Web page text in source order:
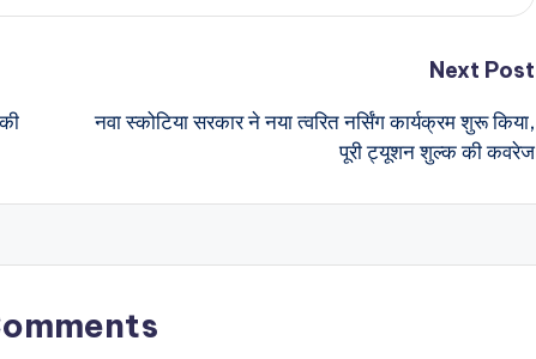
Next Post
नवा स्कोटिया सरकार ने नया त्वरित नर्सिंग कार्यक्रम शुरू किया,
पूरी ट्यूशन शुल्क की कवरेज